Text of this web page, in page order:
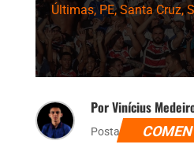
Últimas, PE,Santa Cruz,
Por Vinícius
Postado dia 28 de